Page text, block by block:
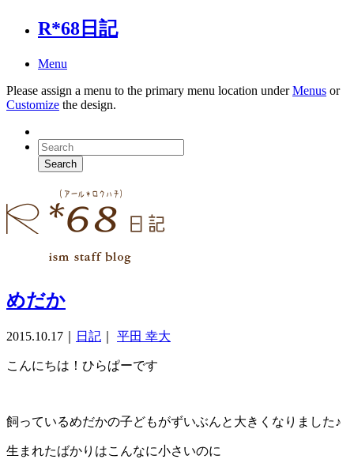
R*68日記
Menu
Please assign a menu to the primary menu location underMenus or
Customize the design.
めだか
2015.10.17 日記 平田 幸大
こんにちは！ひらぱーです
飼っているめだかの子どもがずいぶんと大きくなりました♪
生まれたばかりはこんなに小さいのに